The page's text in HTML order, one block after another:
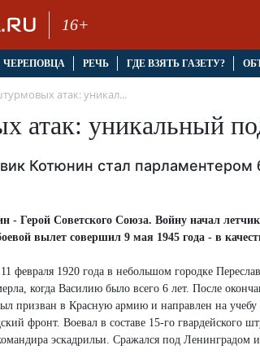
16+
ЧЕРЕПОВЦА РЕЧЬ ГДЕ ВЗЯТЬ ГАЗЕТУ?
атак: уникал...
атак: уникальный
Котюнин стал парламентером
- Герой Советского Союза. Войну начал
вылет совершил 9 мая 1945 года - в
февраля 1920 года в небольшом городке
когда Василию было всего 6 лет. После
призван в Красную армию и направлен на
фронт. Воевал в составе 15-го гвардейского
эскадрильи. Сражался под